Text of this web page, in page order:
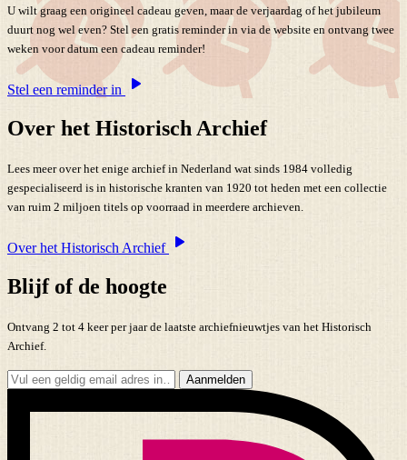
U wilt graag een origineel cadeau geven, maar de verjaardag of het jubileum
duurt nog wel even? Stel een gratis reminder in via de website en ontvang twee
weken voor datum een cadeau reminder!
Stel een reminder in
Over het Historisch Archief
Lees meer over het enige archief in Nederland wat sinds 1984 volledig
gespecialiseerd is in historische kranten van 1920 tot heden met een collectie
van ruim 2 miljoen titels op voorraad in meerdere archieven.
Over het Historisch Archief
Blijf of de hoogte
Ontvang 2 tot 4 keer per jaar de laatste archiefnieuwtjes van het Historisch
Archief.
Aanmelden